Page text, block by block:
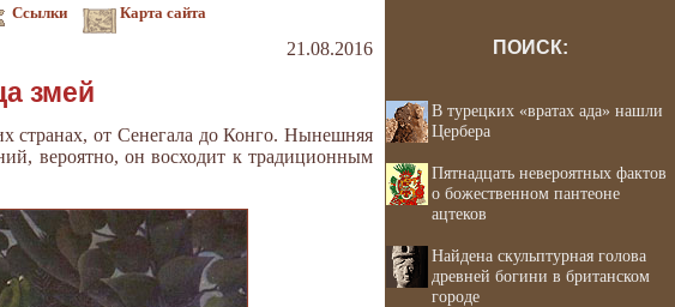
Ссылки Карта сайта
21.08.2016
змей
странах, от Сенегала до Конго. Нынешняя
вероятно, он восходит к традиционным
ПОИСК:
В турецких «вратах ада» нашли
Цербера
Пятнадцать невероятных фактов
о божественном пантеоне
ацтеков
Найдена скульптурная голова
древней богини в британском
городе